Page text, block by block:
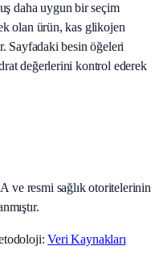
daha uygun bir seçim
olan ürün, kas glikojen
Sayfadaki besin öğeleri
değerlerini kontrol ederek
ve resmi sağlık otoritelerinin
Veri Kaynakları